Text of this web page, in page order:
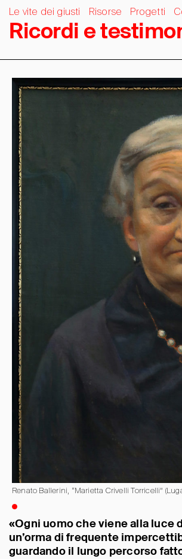
Le vite dei giusti Risorse Progetti
Ricordi etestimo
Renato Ballerini, “Marietta Crivelli Torricelli”
«Ogni uomo che viene alla luce
un’orma di frequente
guardando il lungo percorso